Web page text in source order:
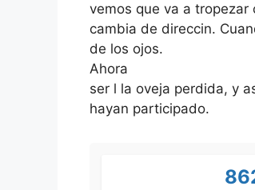
vemos que va a tropezar
cambia de direccin.
de los ojos.
Ahora
ser l la oveja perdida, y
hayan participado.